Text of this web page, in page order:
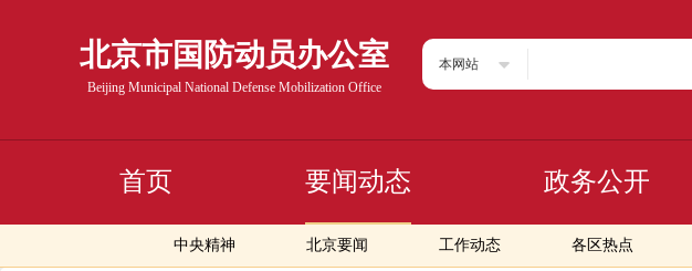
北京市国防动员办公室
Beijing Municipal National Defense Mobilization Office
本网站
首页 要闻动态
中央精神 北京要闻 工作动态 各区热点
政务公开